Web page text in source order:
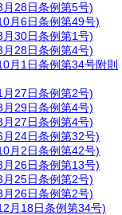
28日条例第5号)
月6日条例第49号)
30日条例第1号)
28日条例第4号)
月1日条例第34号附則
27日条例第2号)
29日条例第4号)
27日条例第4号)
24日条例第32号)
月2日条例第42号)
26日条例第13号)
25日条例第2号)
26日条例第2号)
月18日条例第34号)